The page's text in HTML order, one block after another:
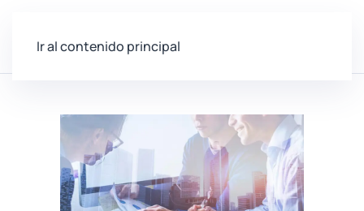
Ir al contenido principal